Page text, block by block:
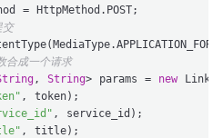
= HttpMethod.POST;
合成一个请求
, String> params = new
, token);
, service_id);
, title);